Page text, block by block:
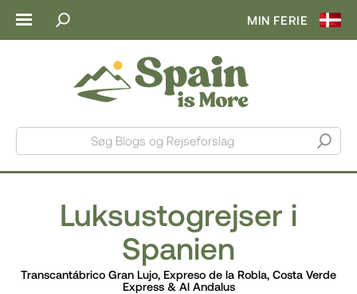
MIN FERIE
Søg Blogs og Rejseforslag
Luksustogrejser i
Spanien
Transcantábrico Gran Lujo, Expreso de la Robla, Costa Verde
Express & Al Andalus